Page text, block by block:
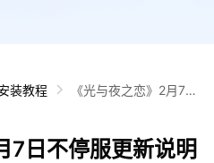
装教程
《光与夜之恋》2月7日
7日不停服更新说明